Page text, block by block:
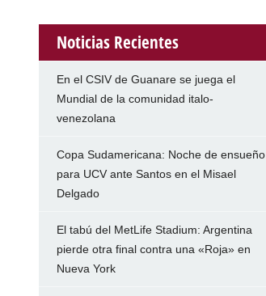
Noticias Recientes
En el CSIV de Guanare se juega el
Mundial de la comunidad italo-
venezolana
Copa Sudamericana: Noche de ensueño
para UCV ante Santos en el Misael
Delgado
El tabú del MetLife Stadium: Argentina
pierde otra final contra una «Roja» en
Nueva York